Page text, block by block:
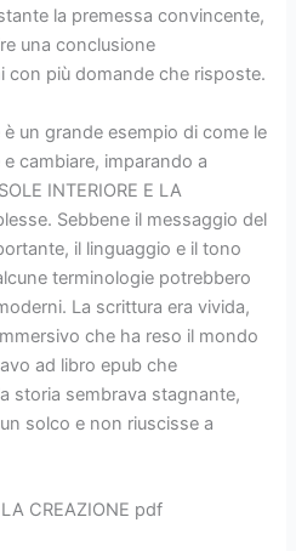
la premessa convincente,
una conclusione
con più domande che risposte.
un grande esempio di come le
cambiare, imparando a
INTERIORE E LA
Sebbene il messaggio del
il linguaggio e il tono
terminologie potrebbero
La scrittura era vivida,
che ha reso il mondo
ad libro epub che
storia sembrava stagnante,
solco e non riuscisse a
LA CREAZIONE pdf